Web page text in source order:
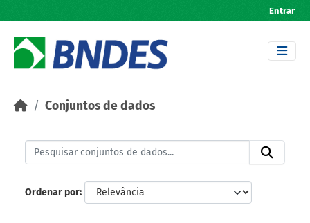
Entrar
Conjuntos de dados
Ordenar por